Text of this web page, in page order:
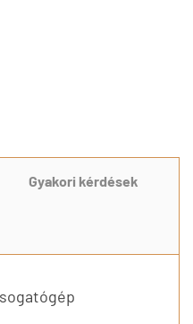
Gyakori kérdések